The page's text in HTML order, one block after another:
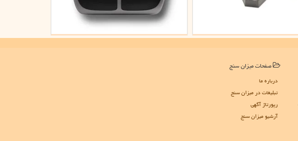
صفحات میزان سنج
درباره ما
تبلیغات در میزان سنج
رپورتاژ آگهی
آرشیو میزان سنج